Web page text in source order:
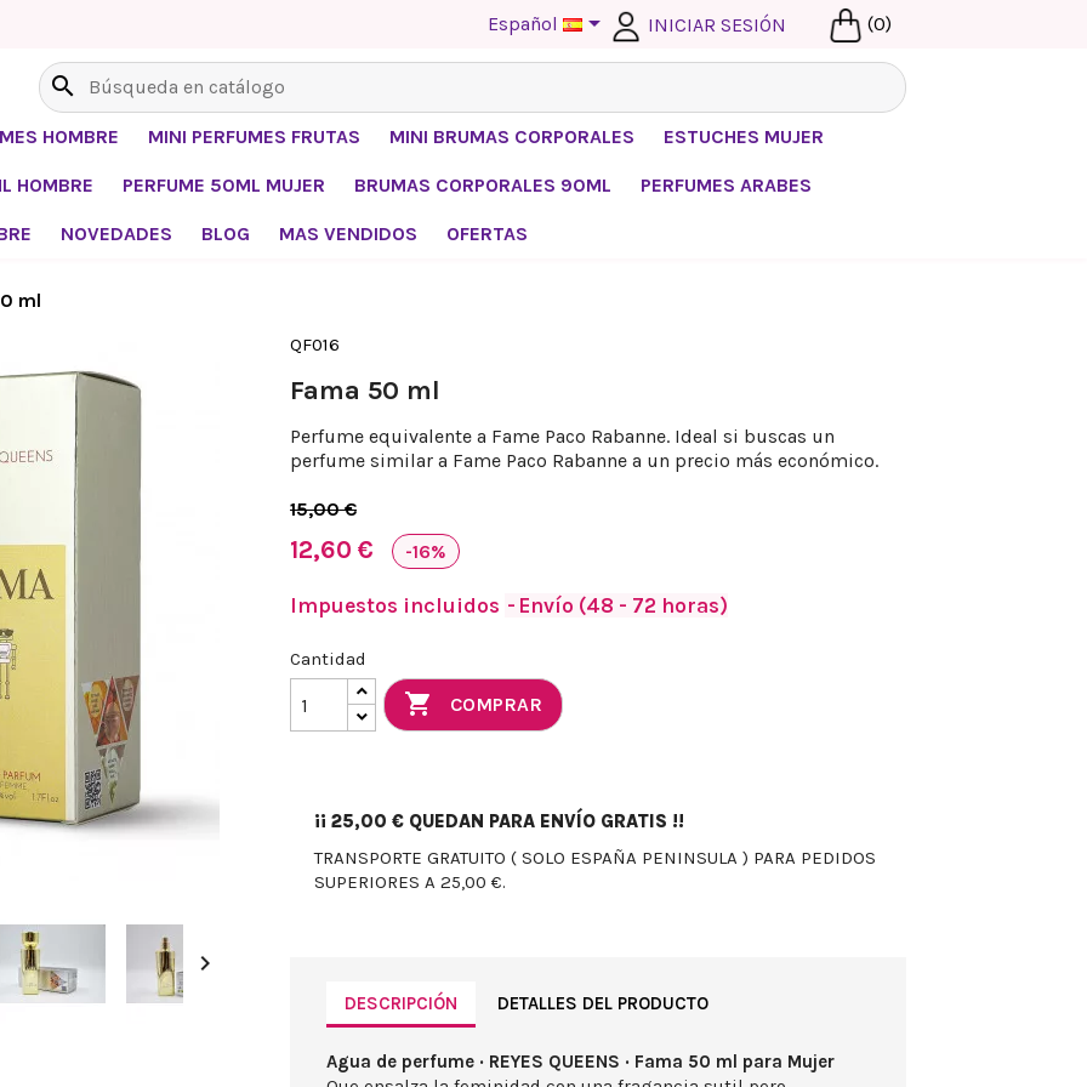
Español  INICIAR SESIÓN (0)
search
HOMBRE MINI PERFUMES FRUTAS MINI BRUMAS CORPORALES ESTUCHES MUJER
HOMBRE PERFUME 50ML MUJER BRUMAS CORPORALES 90ML PERFUMES ARABES
NOVEDADES BLOG MAS VENDIDOS OFERTAS
ml

QF016
Fama 50 ml
Perfume equivalente a Fame Paco Rabanne. Ideal si buscas un
perfume similar a Fame Paco Rabanne a un precio más económico.
15,00 €
12,60 € -16%
Impuestos incluidos Envío (48 - 72 horas)
Cantidad
 COMPRAR
¡¡ 25,00 € QUEDAN PARA ENVÍO GRATIS !!
TRANSPORTE GRATUITO ( SOLO ESPAÑA PENINSULA ) PARA PEDIDOS
SUPERIORES A 25,00 €.
DESCRIPCIÓN DETALLES DEL PRODUCTO
Agua de perfume · REYES QUEENS · Fama 50 ml para Mujer